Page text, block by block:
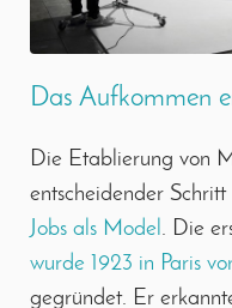
Das Aufkommen
Die Etablierung von
entscheidender
Jobs als Model . Die
wurde 1923 in Paris
gegründet. Er